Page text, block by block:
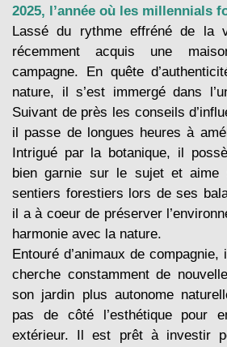
2025, l’année où les millennials
Lassé du rythme effréné de la
récemment acquis une
campagne. En quête
nature, il s’est immergé dans
Suivant de près les conseils
il passe de longues heures à
Intrigué par la botanique, il
bien garnie sur le sujet et aime
sentiers forestiers lors de ses
il a à coeur de préserver
harmonie avec la nature.
Entouré d’animaux de
cherche constamment de
son jardin plus autonome
pas de côté l’esthétique pour
extérieur. Il est prêt à investir